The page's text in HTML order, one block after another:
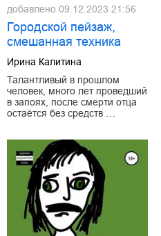
добавлено 09.12.2023 21:56
Городской пейзаж,
смешанная техника
Ирина Калитина
Талантливый в прошлом
человек, много лет проведший
в запоях, после смерти отца
остаётся без средств …